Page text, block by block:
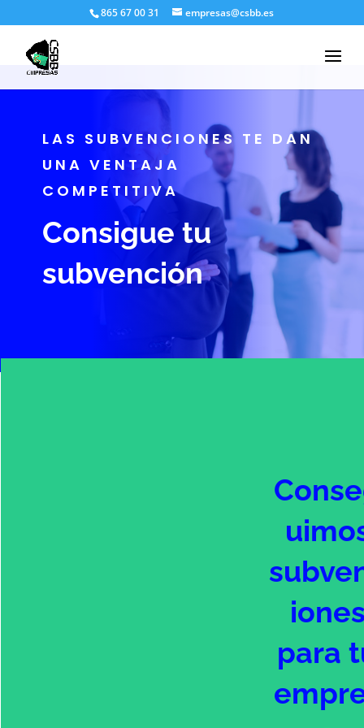
865 67 00 31 empresas@csbb.es
LAS SUBVENCIONES TE DAN
UNA VENTAJA
COMPETITIVA
Consigue tu
subvención
para